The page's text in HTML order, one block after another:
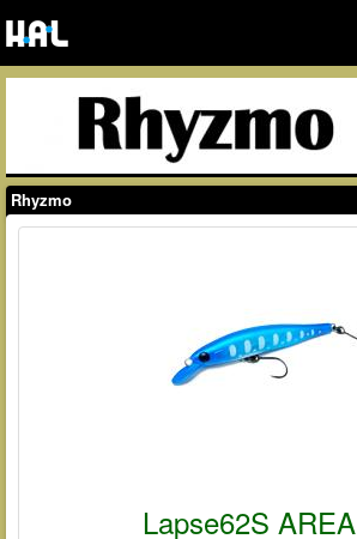
Rhyzmo
Lapse62S AREA